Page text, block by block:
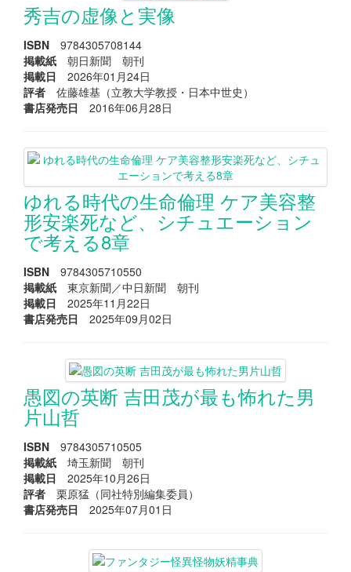
秀吉の虚像と実像
ISBN 9784305708144
掲載紙 朝日新聞 朝刊
掲載日 2026年01月24日
評者 佐藤雄基（立教大学教授・日本中世史）
書店発売日 2016年06月28日
ゆれる時代の生命倫理 ケア美容整
形安楽死など、シチュエーション
で考える8章
ISBN 9784305710550
掲載紙 東京新聞／中日新聞 朝刊
掲載日 2025年11月22日
書店発売日 2025年09月02日
愚図の英断 吉田茂が最も怖れた男
片山哲
ISBN 9784305710505
掲載紙 埼玉新聞 朝刊
掲載日 2025年10月26日
評者 栗原猛（同社特別編集委員）
書店発売日 2025年07月01日